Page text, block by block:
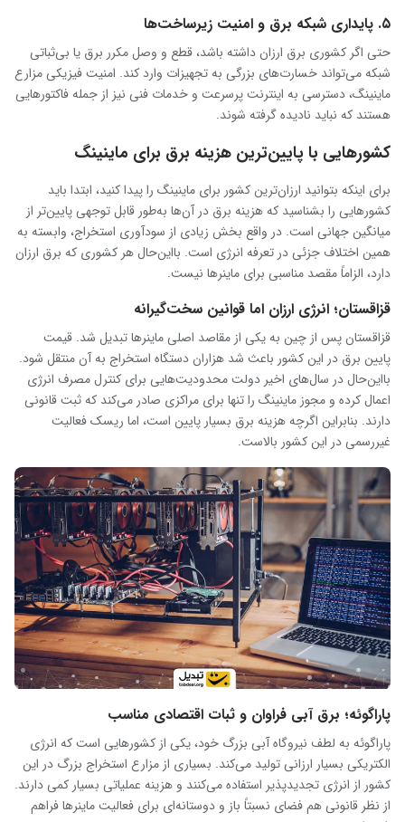
۵. پایداری شبکه برق و امنیت زیرساخت‌ها
حتی اگر کشوری برق ارزان داشته باشد، قطع و وصل مکرر برق یا بی‌ثباتی
شبکه می‌تواند خسارت‌های بزرگی به تجهیزات وارد کند. امنیت فیزیکی مزارع
ماینینگ، دسترسی به اینترنت پرسرعت و خدمات فنی نیز از جمله فاکتورهایی
هستند که نباید نادیده گرفته شوند.
کشورهایی با پایین‌ترین هزینه برق برای ماینینگ
برای اینکه بتوانید ارزان‌ترین کشور برای ماینینگ را پیدا کنید، ابتدا باید
کشورهایی را بشناسید که هزینه برق در آن‌ها به‌طور قابل توجهی پایین‌تر از
میانگین جهانی است. در واقع بخش زیادی از سودآوری استخراج، وابسته به
همین اختلاف جزئی در تعرفه انرژی است. بااین‌حال هر کشوری که برق ارزان
دارد، الزاماً مقصد مناسبی برای ماینرها نیست.
قزاقستان؛ انرژی ارزان اما قوانین سخت‌گیرانه
قزاقستان پس از چین به یکی از مقاصد اصلی ماینرها تبدیل شد. قیمت
پایین برق در این کشور باعث شد هزاران دستگاه استخراج به آن منتقل شود.
بااین‌حال در سال‌های اخیر دولت محدودیت‌هایی برای کنترل مصرف انرژی
اعمال کرده و مجوز ماینینگ را تنها برای مراکزی صادر می‌کند که ثبت قانونی
دارند. بنابراین اگرچه هزینه برق بسیار پایین است، اما ریسک فعالیت
غیررسمی در این کشور بالاست.
پاراگوئه؛ برق آبی فراوان و ثبات اقتصادی مناسب
پاراگوئه به لطف نیروگاه آبی بزرگ خود، یکی از کشورهایی است که انرژی
الکتریکی بسیار ارزانی تولید می‌کند. بسیاری از مزارع استخراج بزرگ در این
کشور از انرژی تجدیدپذیر استفاده می‌کنند و هزینه عملیاتی بسیار کمی دارند.
از نظر قانونی هم فضای نسبتاً باز و دوستانه‌ای برای فعالیت ماینرها فراهم